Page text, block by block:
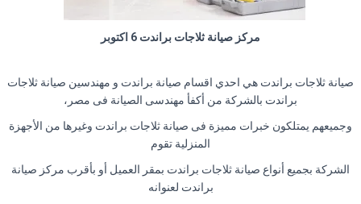
مركز صيانة ثلاجات براندت 6 اكتوبر
صيانة ثلاجات براندت هي احدي اقسام صيانة براندت و مهندسين صيانة ثلاجات
براندت بالشركة من أكفأ مهندسى الصيانة فى مصر،
وجميعهم يمتلكون خبرات مميزة فى صيانة ثلاجات براندت وغيرها من الأجهزة
المنزلية تقوم
الشركة بجميع أنواع صيانة ثلاجات براندت بمقر العميل أو بأقرب مركز صيانة
براندت لعنوانه